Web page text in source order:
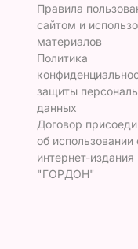
Правила
сайтом и
материалов
Политика
защиты
данных
Договор
об использовании
интернет-издания
"ГОРДОН"